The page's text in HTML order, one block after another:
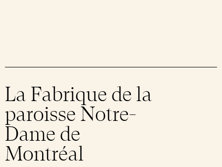
La Fabrique de la
paroisse Notre-
Dame de
Montréal